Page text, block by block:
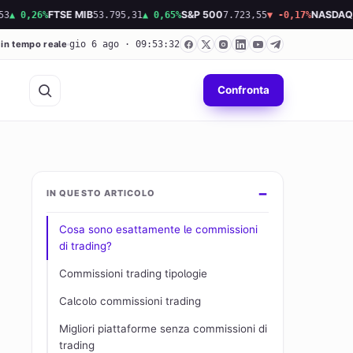
FTSE MIB53.795,31▲ 0,65% S&P 5007.723,55▼ -0,17% NASDAQ
tempo reale gio 6 ago · 09:53:33
Confronta
IN QUESTO ARTICOLO
Cosa sono esattamente le commissioni
di trading?
Commissioni trading tipologie
Calcolo commissioni trading
Migliori piattaforme senza commissioni di
trading